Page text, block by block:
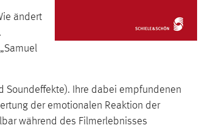
ändert
Soundeffekte). Ihre dabei empfundenen
der emotionalen Reaktion der
während des Filmerlebnisses